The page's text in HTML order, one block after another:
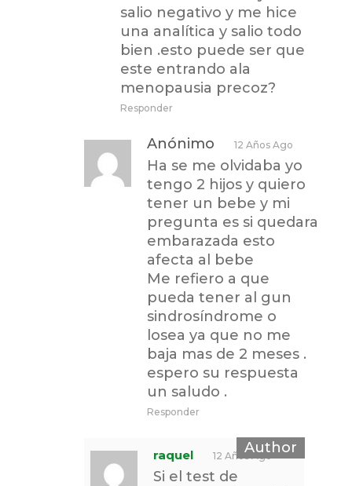
salio negativo y me hice
una analítica y salio todo
bien .esto puede ser que
este entrando ala
menopausia precoz?
Responder
Anónimo 12 Años Ago
Ha se me olvidaba yo
tengo 2 hijos y quiero
tener un bebe y mi
pregunta es si quedara
embarazada esto
afecta al bebe
Me refiero a que
pueda tener al gun
sindrosíndrome o
losea ya que no me
baja mas de 2 meses .
espero su respuesta
un saludo .
Responder
raquel 12 Años Ago
Si el test de